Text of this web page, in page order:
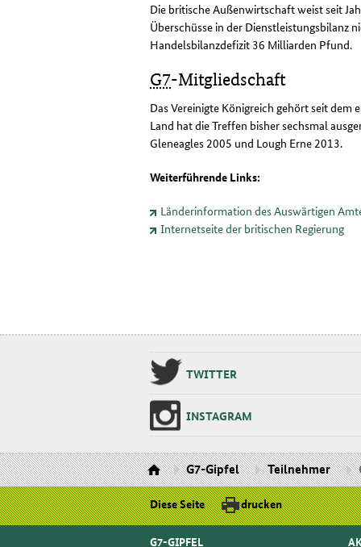
Die britische Außenwirtschaft weist seit
Überschüsse in der Dienstleistungsbilanz
Handelsbilanzdefizit 36 Milliarden Pfund.
G7-Mitgliedschaft
Das Vereinigte Königreich gehört seit
Land hat die Treffen bisher sechsmal
Gleneagles 2005 und Lough Erne 2013.
Weiterführende Links:
Länderinformation des Auswärtigen
Internetseite der britischen Regierung
TWIT­TER
INS­TA­GRAM
G7-Gipfel Teilnehmer
Diese Seite drucken
G7-GIPFEL